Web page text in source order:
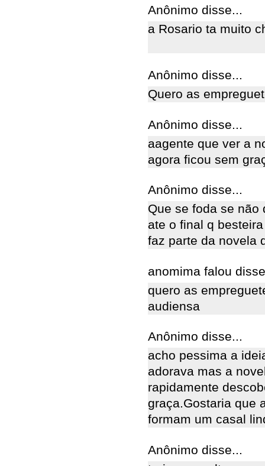
Anônimo disse...
a Rosario ta muito
Anônimo disse...
Quero as
Anônimo disse...
aagente que ver a
agora ficou sem
Anônimo disse...
Que se foda se
ate o final q
faz parte da novela
anomima falou
quero as
audiensa
Anônimo disse...
acho pessima a
adorava mas a
rapidamente
graça.Gostaria que
formam um casal
Anônimo disse...